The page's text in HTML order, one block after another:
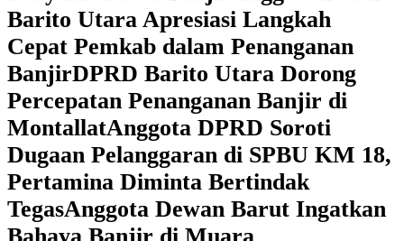
Barito Utara Apresiasi Langkah
Cepat Pemkab dalam Penanganan
BanjirDPRD Barito Utara Dorong
Percepatan Penanganan Banjir di
MontallatAnggota DPRD Soroti
Dugaan Pelanggaran di SPBU KM 18,
Pertamina Diminta Bertindak
TegasAnggota Dewan Barut Ingatkan